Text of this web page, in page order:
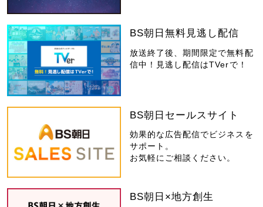
BS朝日無料見逃し配信
放送終了後、期間限定で無料配
信中！見逃し配信はTVerで！
BS朝日セールスサイト
効果的な広告配信でビジネスを
サポート。
お気軽にご相談ください。
BS朝日×地方創生